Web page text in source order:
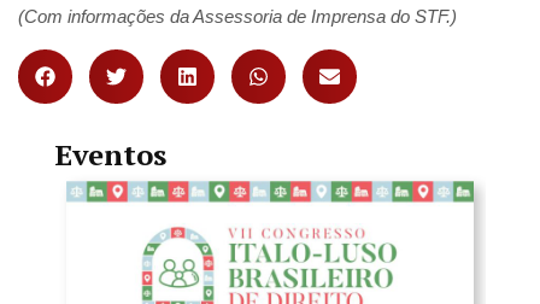
(Com informações da Assessoria de Imprensa do STF.)
Eventos